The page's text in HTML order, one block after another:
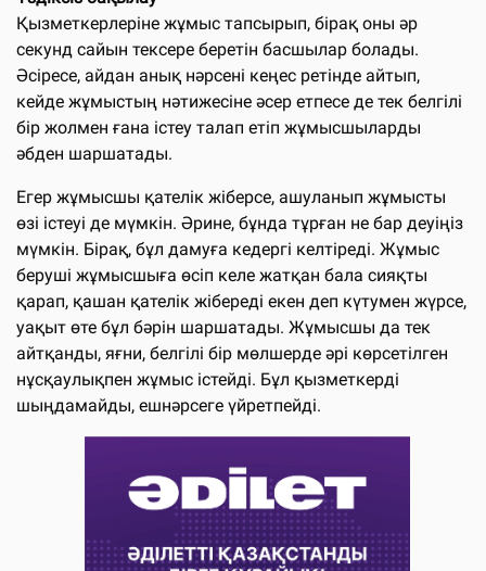
Қызметкерлеріне жұмыс тапсырып, бірақ оны әр
секунд сайын тексере беретін басшылар болады.
Әсіресе, айдан анық нәрсені кеңес ретінде айтып,
кейде жұмыстың нәтижесіне әсер етпесе де тек белгілі
бір жолмен ғана істеу талап етіп жұмысшыларды
әбден шаршатады.
Егер жұмысшы қателік жіберсе, ашуланып жұмысты
өзі істеуі де мүмкін. Әрине, бұнда тұрған не бар деуіңіз
мүмкін. Бірақ, бұл дамуға кедергі келтіреді. Жұмыс
беруші жұмысшыға өсіп келе жатқан бала сияқты
қарап, қашан қателік жібереді екен деп күтумен жүрсе,
уақыт өте бұл бәрін шаршатады. Жұмысшы да тек
айтқанды, яғни, белгілі бір мөлшерде әрі көрсетілген
нұсқаулықпен жұмыс істейді. Бұл қызметкерді
шыңдамайды, ешнәрсеге үйретпейді.